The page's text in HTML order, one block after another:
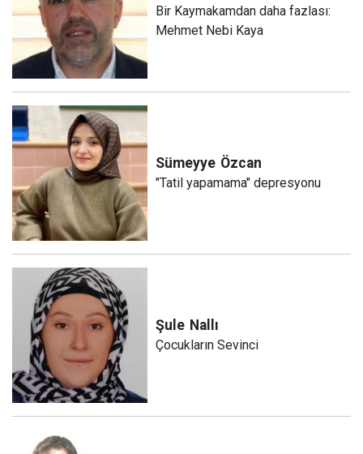
Bir Kaymakamdan daha fazlası:
Mehmet Nebi Kaya
Sümeyye Özcan
"Tatil yapamama" depresyonu
Şule Nallı
Çocukların Sevinci